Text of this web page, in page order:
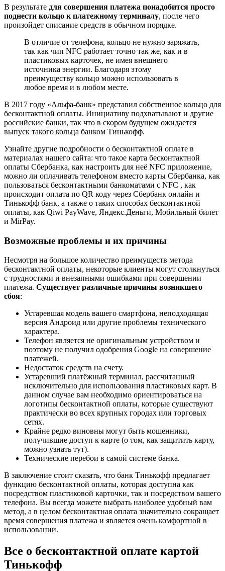
В результате для совершения платежа понадобится просто
поднести кольцо к платежному терминалу, после чего
произойдет списание средств в обычном порядке.
В отличие от телефона, кольцо не нужно заряжать,
так как чип NFC работает точно так же, как и в
пластиковых карточек, не имея внешнего
источника энергии. Благодаря этому
преимуществу кольцо можно использовать в
любое время и в любом месте.
В 2017 году «Альфа-банк» представил собственное кольцо для
бесконтактной оплаты. Инициативу подхватывают и другие
российские банки, так что в скором будущем ожидается
выпуск такого кольца банком Тинькофф.
Узнайте другие подробности о бесконтактной оплате в
материалах нашего сайта: что такое карта бесконтактной
оплаты Сбербанка, как настроить для неё NFC приложение,
можно ли оплачивать телефоном вместо карты Сбербанка, как
пользоваться бесконтактными банкоматами с NFC , как
происходит оплата по QR коду через Сбербанк онлайн и
Тинькофф банк, а также о таких способах бесконтактной
оплаты, как Qiwi PayWave, Яндекс.Деньги, Мобильный билет
и MirPay.
Возможные проблемы и их причины
Несмотря на большое количество преимуществ метода
бесконтактной оплаты, некоторые клиенты могут столкнуться
с трудностями и внезапными ошибками при совершении
платежа. Существует различные причины возникшего
сбоя:
Устаревшая модель вашего смартфона, неподходящая
версия Андроид или другие проблемы технического
характера.
Телефон является не оригинальным устройством и
поэтому не получил одобрения Google на совершение
платежей.
Недостаток средств на счету.
Устаревший платёжный терминал, рассчитанный
исключительно для использования пластиковых карт. В
данном случае вам необходимо ориентироваться на
логотипы бесконтактной оплаты, которые существуют
практически во всех крупных городах или торговых
сетях.
Крайне редко виновны могут быть мошенники,
получившие доступ к карте (о том, как защитить карту,
можно узнать тут).
Технические перебои в самой системе банка.
В заключение стоит сказать, что банк Тинькофф предлагает
функцию бесконтактной оплаты, которая доступна как
посредством пластиковой карточки, так и посредством вашего
телефона. Вы всегда можете выбрать наиболее удобный вам
метод, а в целом бесконтактная оплата значительно сокращает
время совершения платежа и является очень комфортной в
использовании.
Все о бесконтактной оплате картой
Тинькофф